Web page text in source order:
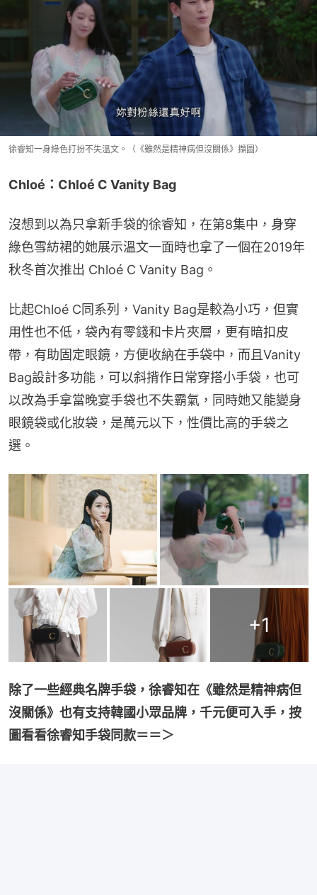
徐睿知一身綠色打扮不失溫文。（《雖然是精神病但沒關係》擷圖）
Chloé：Chloé C Vanity Bag
沒想到以為只拿新手袋的徐睿知，在第8集中，身穿
綠色雪紡裙的她展示溫文一面時也拿了一個在2019年
秋冬首次推出 Chloé C Vanity Bag。
比起Chloé C同系列，Vanity Bag是較為小巧，但實
用性也不低，袋內有零錢和卡片夾層，更有暗扣皮
帶，有助固定眼鏡，方便收納在手袋中，而且Vanity
Bag設計多功能，可以斜揹作日常穿搭小手袋，也可
以改為手拿當晚宴手袋也不失霸氣，同時她又能變身
眼鏡袋或化妝袋，是萬元以下，性價比高的手袋之
選。
+1
除了一些經典名牌手袋，徐睿知在《雖然是精神病但
沒關係》也有支持韓國小眾品牌，千元便可入手，按
圖看看徐睿知手袋同款＝＝＞